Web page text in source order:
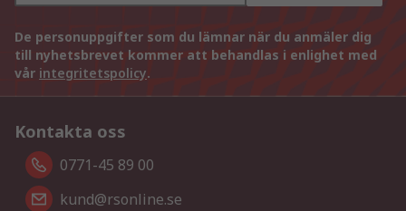
De personuppgifter som du lämnar när du anmäler dig
till nyhetsbrevet kommer att behandlas i enlighet med
vår integritetspolicy.
Kontakta oss
0771-45 89 00
kund@rsonline.se